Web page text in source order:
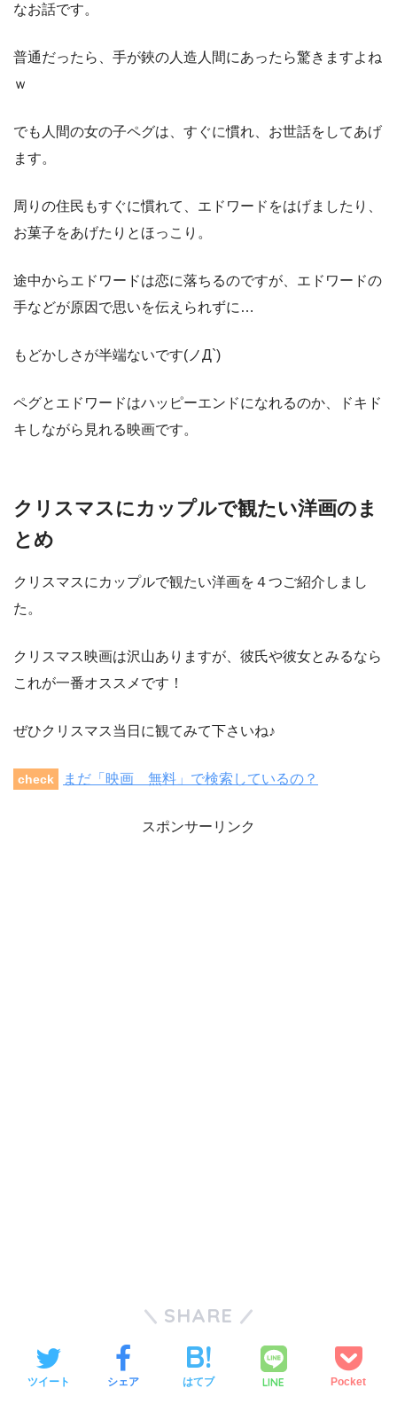
なお話です。
普通だったら、手が鋏の人造人間にあったら驚きますよね
ｗ
でも人間の女の子ペグは、すぐに慣れ、お世話をしてあげ
ます。
周りの住民もすぐに慣れて、エドワードをはげましたり、
お菓子をあげたりとほっこり。
途中からエドワードは恋に落ちるのですが、エドワードの
手などが原因で思いを伝えられずに…
もどかしさが半端ないです(ノД`)
ペグとエドワードはハッピーエンドになれるのか、ドキド
キしながら見れる映画です。
クリスマスにカップルで観たい洋画のま
とめ
クリスマスにカップルで観たい洋画を４つご紹介しまし
た。
クリスマス映画は沢山ありますが、彼氏や彼女とみるなら
これが一番オススメです！
ぜひクリスマス当日に観てみて下さいね♪
check まだ「映画 無料」で検索しているの？
スポンサーリンク
SHARE
ツイート シェア はてブ LINE Pocket